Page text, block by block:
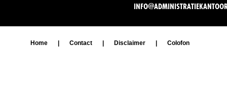
Home Contact Disclaimer Colofon